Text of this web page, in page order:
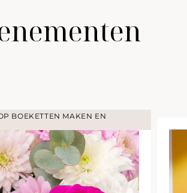
BOEKETTEN MAKEN EN